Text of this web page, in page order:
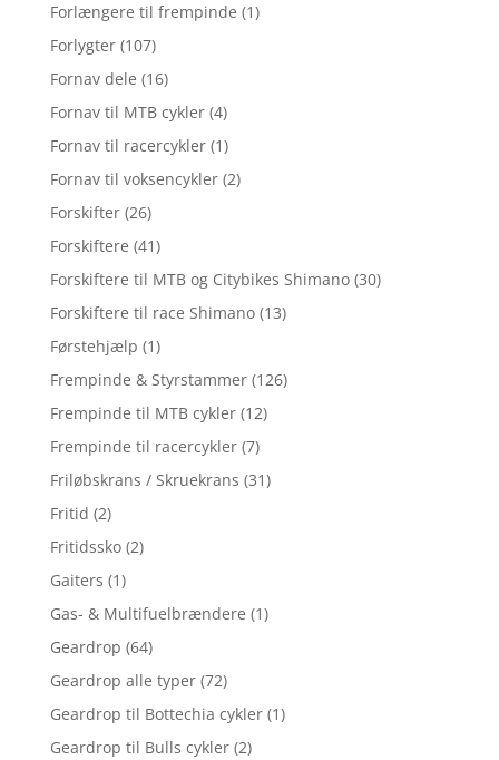
Forlængere til frempinde (1)
Forlygter (107)
Fornav dele (16)
Fornav til MTB cykler (4)
Fornav til racercykler (1)
Fornav til voksencykler (2)
Forskifter (26)
Forskiftere (41)
Forskiftere til MTB og Citybikes Shimano (30)
Forskiftere til race Shimano (13)
Førstehjælp (1)
Frempinde & Styrstammer (126)
Frempinde til MTB cykler (12)
Frempinde til racercykler (7)
Friløbskrans / Skruekrans (31)
Fritid (2)
Fritidssko (2)
Gaiters (1)
Gas- & Multifuelbrændere (1)
Geardrop (64)
Geardrop alle typer (72)
Geardrop til Bottechia cykler (1)
Geardrop til Bulls cykler (2)